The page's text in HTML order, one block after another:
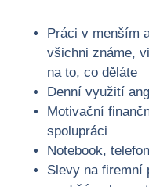
Práci v menším
všichni známe,
na to, co děláte
Denní využití
Motivační
spolupráci
Notebook,
Slevy na firemní